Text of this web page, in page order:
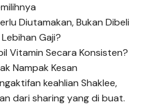
Diutamakan, Bukan Dibeli
Gaji?
Vitamin Secara Konsisten?
Nampak Kesan
keahlian Shaklee,
dari sharing yang di buat.